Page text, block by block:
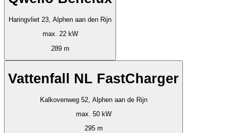
Haringvliet 23, Alphen aan den Rijn
max. 22 kW
289 m
Vattenfall NL FastCharger
Kalkovenweg 52, Alphen aan de Rijn
max. 50 kW
295 m